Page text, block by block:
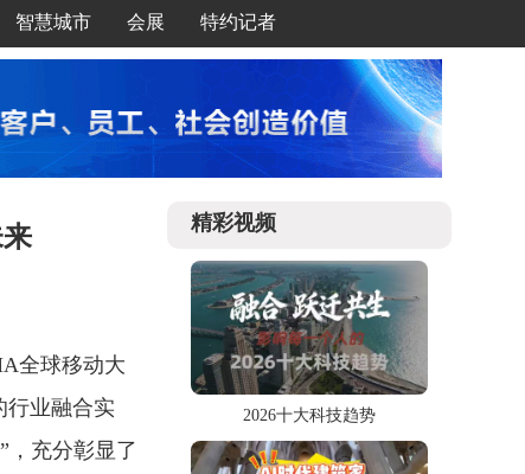
智慧城市 会展 特约记者
全球移动大
行业融合实
，充分彰显了
精彩视频
2026十大科技趋势